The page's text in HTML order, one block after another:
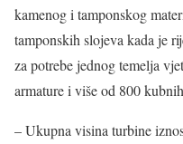
kamenog i tamponskog
tamponskih slojeva kada je
za potrebe jednog temelja
armature i više od 800
– Ukupna visina turbine